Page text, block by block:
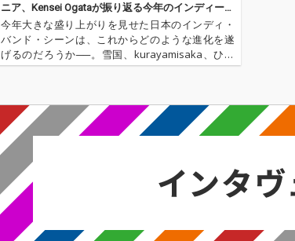
ニア、Kensei Ogataが振り返る今年のインディー・
シーンとこれから
今年大きな盛り上がりを見せた日本のインディ・
バンド・シーンは、これからどのような進化を遂
げるのだろうか──。雪国、kurayamisaka、ひと
ひら、sidenerdsなど、さまざまなバンドが作品集